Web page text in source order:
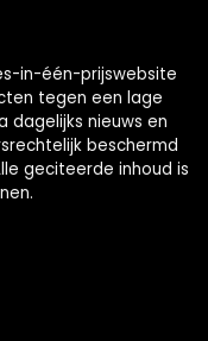
in-één-prijswebsite
tegen een lage
dagelijks nieuws en
beschermd
geciteerde inhoud is